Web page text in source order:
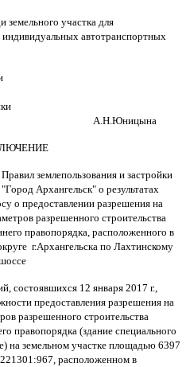
участка для
автотранспортных
А.Н.Юницына
землепользования и застройки
Архангельск" о результатах
о предоставлении разрешения на
разрешенного строительства
правопорядка, расположенного в
г.Архангельска по Лахтинскому
состоявшихся 12 января 2017 г.,
предоставления разрешения на
разрешенного строительства
правопорядка (здание специального
на земельном участке площадью 6397
расположенном в